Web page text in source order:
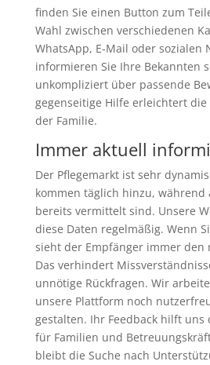
finden Sie einen Button zum
Wahl zwischen verschiedenen
WhatsApp, E-Mail oder sozialen
informieren Sie Ihre Bekannten
unkompliziert über passende
gegenseitige Hilfe erleichtert
der Familie.
Immer aktuell
Der Pflegemarkt ist sehr
kommen täglich hinzu, während
bereits vermittelt sind. Unsere
diese Daten regelmäßig. Wenn
sieht der Empfänger immer den
Das verhindert
unnötige Rückfragen. Wir
unsere Plattform noch
gestalten. Ihr Feedback hilft uns
für Familien und
bleibt die Suche nach